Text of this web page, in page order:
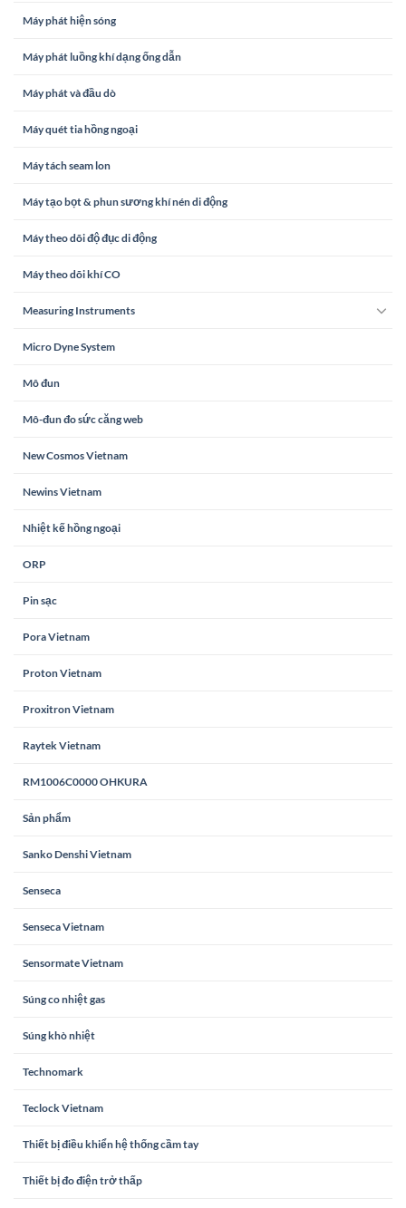
Máy phát hiện sóng
Máy phát luồng khí dạng ống dẫn
Máy phát và đầu dò
Máy quét tia hồng ngoại
Máy tách seam lon
Máy tạo bọt & phun sương khí nén di động
Máy theo dõi độ đục di động
Máy theo dõi khí CO
Measuring Instruments
Micro Dyne System
Mô đun
Mô-đun đo sức căng web
New Cosmos Vietnam
Newins Vietnam
Nhiệt kế hồng ngoại
ORP
Pin sạc
Pora Vietnam
Proton Vietnam
Proxitron Vietnam
Raytek Vietnam
RM1006C0000 OHKURA
Sản phẩm
Sanko Denshi Vietnam
Senseca
Senseca Vietnam
Sensormate Vietnam
Súng co nhiệt gas
Súng khò nhiệt
Technomark
Teclock Vietnam
Thiết bị điều khiển hệ thống cầm tay
Thiết bị đo điện trở thấp